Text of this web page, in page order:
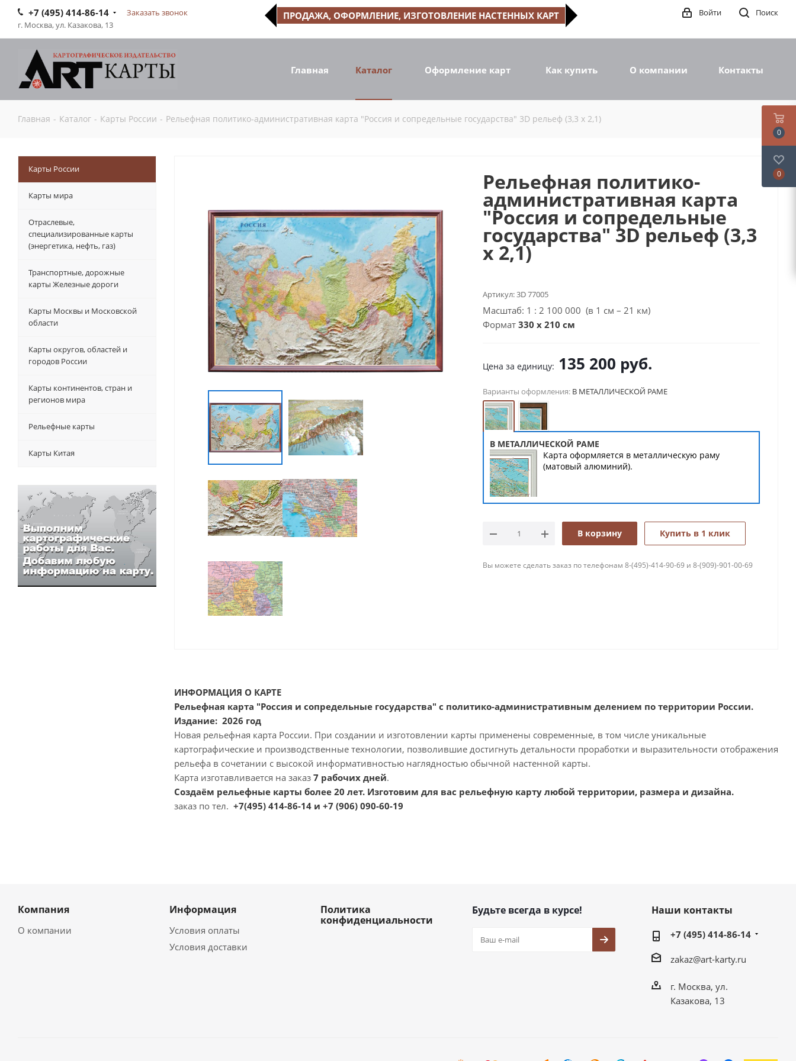
+7 (495) 414-86-14
Заказать звонок
г. Москва, ул. Казакова, 13
ПРОДАЖА, ОФОРМЛЕНИЕ, ИЗГОТОВЛЕНИЕ НАСТЕННЫХ КАРТ Поиск
Войти
Главная Каталог Оформление карт Как купить О компании Контакты
Главная - Каталог - Карты России - Рельефная политико-административная карта "Россия и сопредельные государства" 3D рельеф (3,3 х 2,1)
Рельефная политико-
административная карта
"Россия и сопредельные
государства" 3D рельеф (3,3
х 2,1)
Артикул:3D 77005
Масштаб: 1 : 2 100 000 (в 1 см – 21 км)
Формат 330 х 210 см
Цена за единицу: 135 200 руб.
Варианты оформления: В МЕТАЛЛИЧЕСКОЙ РАМЕ
В МЕТАЛЛИЧЕСКОЙ РАМЕ
Карта оформляется в металлическую раму
(матовый алюминий).
В корзину Купить в 1 клик
Вы можете сделать заказ по телефонам 8-(495)-414-90-69 и 8-(909)-901-00-69
ИНФОРМАЦИЯ О КАРТЕ
Рельефная карта "Россия и сопредельные государства" с политико-административным делением по территории России.
Издание: 2026 год
Новая рельефная карта России. При создании и изготовлении карты применены современные, в том числе уникальные
картографические и производственные технологии, позволившие достигнуть детальности проработки и выразительности отображения
рельефа в сочетании с высокой информативностью наглядностью обычной настенной карты.
Карта изготавливается на заказ 7 рабочих дней.
Создаём рельефные карты более 20 лет. Изготовим для вас рельефную карту любой территории, размера и дизайна.
заказ по тел. +7(495) 414-86-14 и +7 (906) 090-60-19
Карты России
Карты мира
Отраслевые,
специализированные карты
(энергетика, нефть, газ)
Транспортные, дорожные
карты Железные дороги
Карты Москвы и Московской
области
Карты округов, областей и
городов России
Карты континентов, стран и
регионов мира
Рельефные карты
Карты Китая
Компания
О компании
Информация
Условия оплаты
Условия доставки
Политика
конфиденциальности
Будьте всегда в курсе! Наши контакты
+7 (495) 414-86-14
zakaz@art-karty.ru
г. Москва, ул.
Казакова, 13
0
0